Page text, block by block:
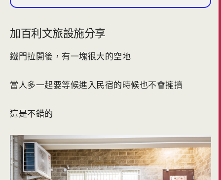
加百利文旅設施分享
鐵門拉開後，有一塊很大的空地
當人多一起要等候進入民宿的時候也不會擁擠
這是不錯的